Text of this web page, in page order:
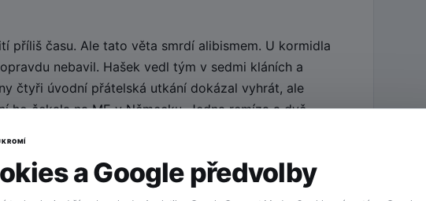
příliš času. Ale tato věta smrdí alibismem. U kormidla
nebavil. Hašek vedl tým v sedmi kláních a
čtyři úvodní přátelská utkání dokázal vyhrát, ale
ho čekala na ME v Německu. Jedna remíza a dvě
trenére!
tým a Google předvolby